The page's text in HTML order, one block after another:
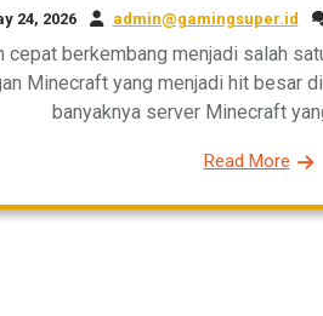
24, 2026 admin@gamingsuper.id
cepat berkembang menjadi salah
Minecraft yang menjadi hit besar
banyaknya server Minecraft
Read More